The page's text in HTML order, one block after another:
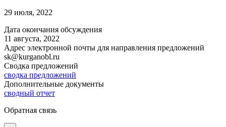
29 июля, 2022
Дата окончания обсуждения
11 августа, 2022
Адрес электронной почты для направления предложений
sk@kurganobl.ru
Сводка предложений
сводка предложений
Дополнительные документы
сводный отчет
Обратная связь